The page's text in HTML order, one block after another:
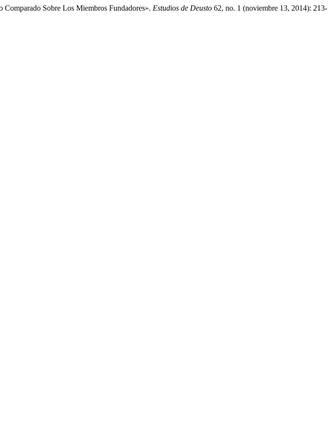
Sobre Los Miembros Fundadores». Estudios de Deusto 62, no. 1 (noviembre 13, 2014): 213-